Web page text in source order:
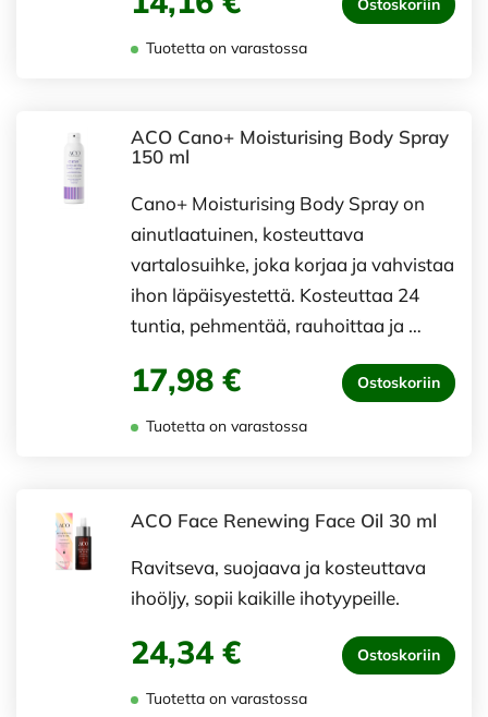
Ostoskoriin
Tuotetta on varastossa
ACO Cano+ Moisturising Body Spray
150 ml
Cano+ Moisturising Body Spray on
ainutlaatuinen, kosteuttava
vartalosuihke, joka korjaa ja vahvistaa
ihon läpäisyestettä. Kosteuttaa 24
tuntia, pehmentää, rauhoittaa ja …
17,98 € Ostoskoriin
Tuotetta on varastossa
ACO Face Renewing Face Oil 30 ml
Ravitseva, suojaava ja kosteuttava
ihoöljy, sopii kaikille ihotyypeille.
24,34 € Ostoskoriin
Tuotetta on varastossa